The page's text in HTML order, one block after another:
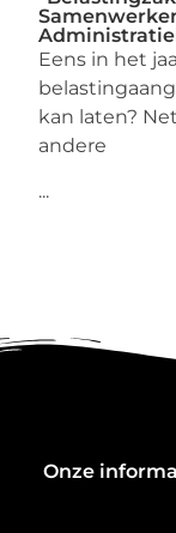
Eens in het
kan laten?
andere
...
Onze